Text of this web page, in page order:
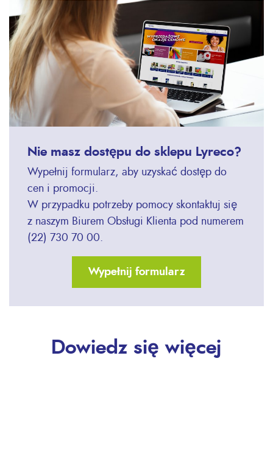
Nie masz dostępu do sklepu Lyreco?
Wypełnij formularz, aby uzyskać dostęp do
cen i promocji.
W przypadku potrzeby pomocy skontaktuj się
z naszym Biurem Obsługi Klienta pod numerem
(22) 730 70 00.
Wypełnij formularz
Dowiedz się więcej